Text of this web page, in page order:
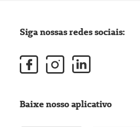
Siga nossas redes sociais:
Baixe nosso aplicativo